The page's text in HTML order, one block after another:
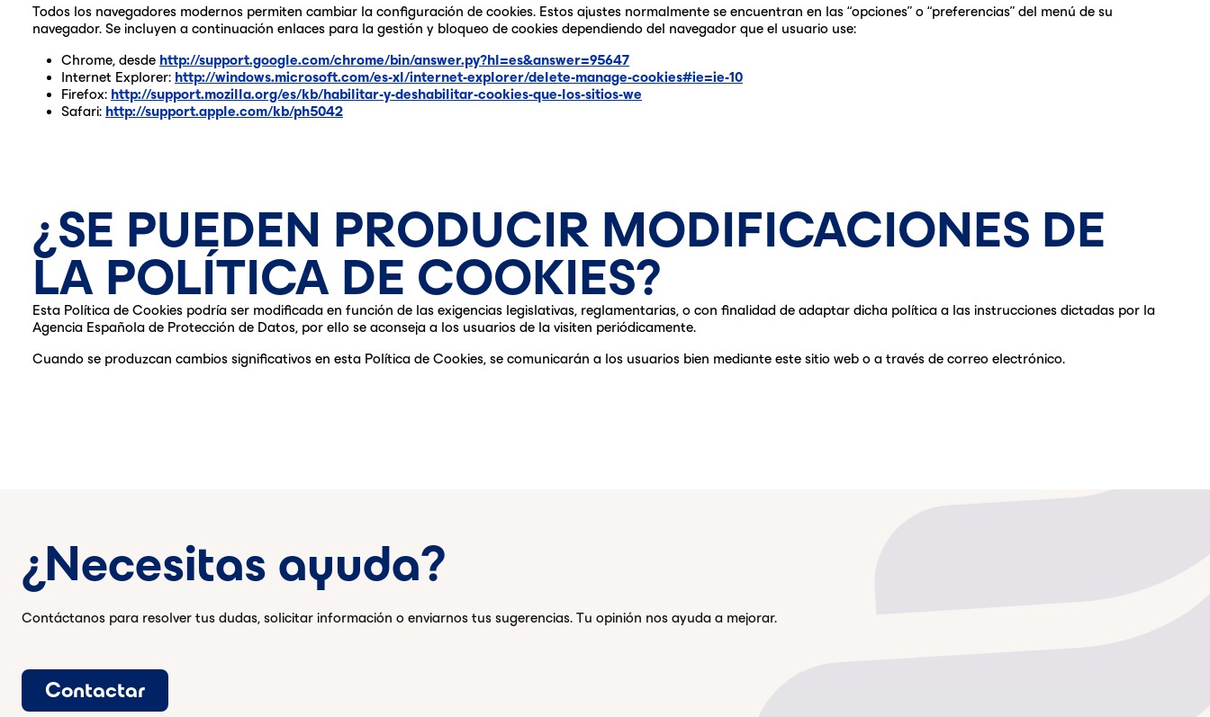
Todos los navegadores modernos permiten cambiar la configuración de cookies. Estos ajustes normalmente se encuentran en las “opciones” o “preferencias” del menú de su
navegador. Se incluyen a continuación enlaces para la gestión y bloqueo de cookies dependiendo del navegador que el usuario use:
Chrome, desde http://support.google.com/chrome/bin/answer.py?hl=es&answer=95647
Internet Explorer: http://windows.microsoft.com/es-xl/internet-explorer/delete-manage-cookies#ie=ie-10
Firefox: http://support.mozilla.org/es/kb/habilitar-y-deshabilitar-cookies-que-los-sitios-we
Safari: http://support.apple.com/kb/ph5042
¿SE PUEDEN PRODUCIR MODIFICACIONES DE
LA POLÍTICA DE COOKIES?
Esta Política de Cookies podría ser modificada en función de las exigencias legislativas, reglamentarias, o con finalidad de adaptar dicha política a las instrucciones dictadas por la
Agencia Española de Protección de Datos, por ello se aconseja a los usuarios de la visiten periódicamente.
Cuando se produzcan cambios significativos en esta Política de Cookies, se comunicarán a los usuarios bien mediante este sitio web o a través de correo electrónico.
¿Necesitas ayuda?
Contáctanos para resolver tus dudas, solicitar información o enviarnos tus sugerencias. Tu opinión nos ayuda a mejorar.
Contactar